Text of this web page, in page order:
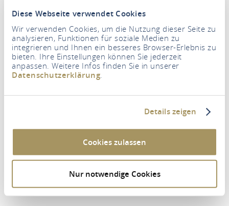
Diese Webseite verwendet Cookies
Wir verwenden Cookies, um die Nutzung dieser Seite zu
analysieren, Funktionen für soziale Medien zu
integrieren und Ihnen ein besseres Browser-Erlebnis zu
bieten. Ihre Einstellungen können Sie jederzeit
anpassen. Weitere Infos finden Sie in unserer
Datenschutzerklärung
Details zeigen
Cookies zulassen
Nur notwendige Cookies
Um diesen Inhalt zu sehen müssen Sie den
Drittanbieter Cookies zustimmen.
EINSTELLUNGEN AKTUALISIEREN
56329 St. Goar
Tel.: (0049) 6741-1606
http://www.philipps-muehle.de